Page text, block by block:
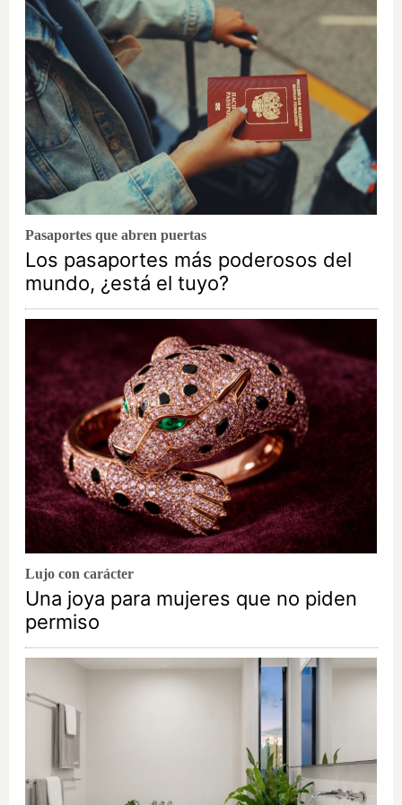
Pasaportes que abren puertas
Los pasaportes más poderosos del
mundo, ¿está el tuyo?
Lujo con carácter
Una joya para mujeres que no piden
permiso